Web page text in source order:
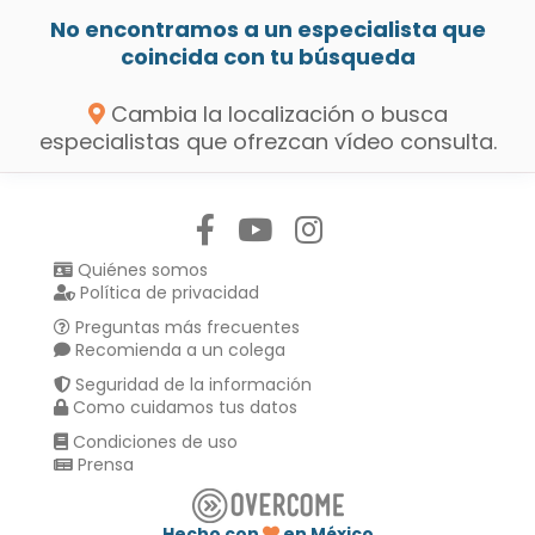
No encontramos a un especialista que
coincida con tu búsqueda
Cambia la localización o busca
especialistas que ofrezcan vídeo consulta.
Quiénes somos
Política de privacidad
Preguntas más frecuentes
Recomienda a un colega
Seguridad de la información
Como cuidamos tus datos
Condiciones de uso
Prensa